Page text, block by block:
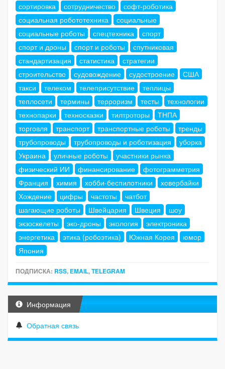
сортировка
сотрудничество
софт-роботика
социальная робототехника
социальные
социальные роботы
спецтехника
спорт
спорт и дроны
спорт и роботы
спутниковая
стандартизация
статистика
стратегии
строительство
судовождение судостроение
США
такси
телеком телеприсутствие
теплицы
теплосети
термины терроризм тесты
технологии
технопарки
техносказки тилтроторы
ТНПА
торговля
транспорт транспортные роботы
тренды
трубопроводы
трубопроводы и роботизация
уборка
Украина
уличные роботы
участники рынка
физический ИИ
финансирование
фотограмметрия
Франция
химия хобби-беспилотники
ховербайки
Хождение
цифры частоты
чатбот
шагающие роботы
Швейцария Швеция
шоу
экзоскелеты
эко-дроны экология
электроника
энергетика
этика (робоэтика) Южная Корея
юмор
Япония
ПОДПИСКА: RSS, EMAIL,TELEGRAM
Информация
Обратная связь